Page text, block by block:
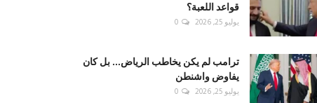
قواعد اللعبة؟
يوليو 25, 2026 0
ترامب لم يكن يخاطب الرياض... بل كان
يفاوض واشنطن
يوليو 25, 2026 0